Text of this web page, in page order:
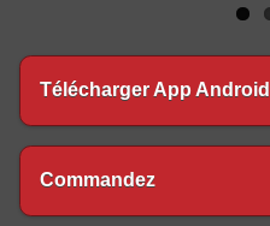
Télécharger App Android
Commandez